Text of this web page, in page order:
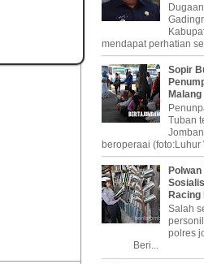
mendapat perhatian
Sopir
Malang
Tuban
beroperaai (foto:Luhur
Racing
Salah
polres
Beri...